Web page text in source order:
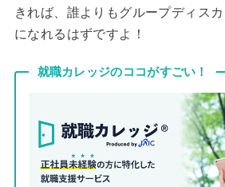
きれば、誰よりもグループディス
になれるはずですよ！
就職カレッジのココがすごい！